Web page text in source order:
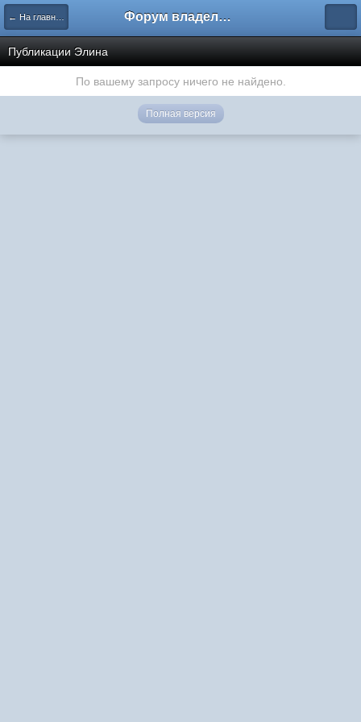
← На главную Форум владельцев интернет-магазинов
Публикации Элина
По вашему запросу ничего не найдено.
Полная версия